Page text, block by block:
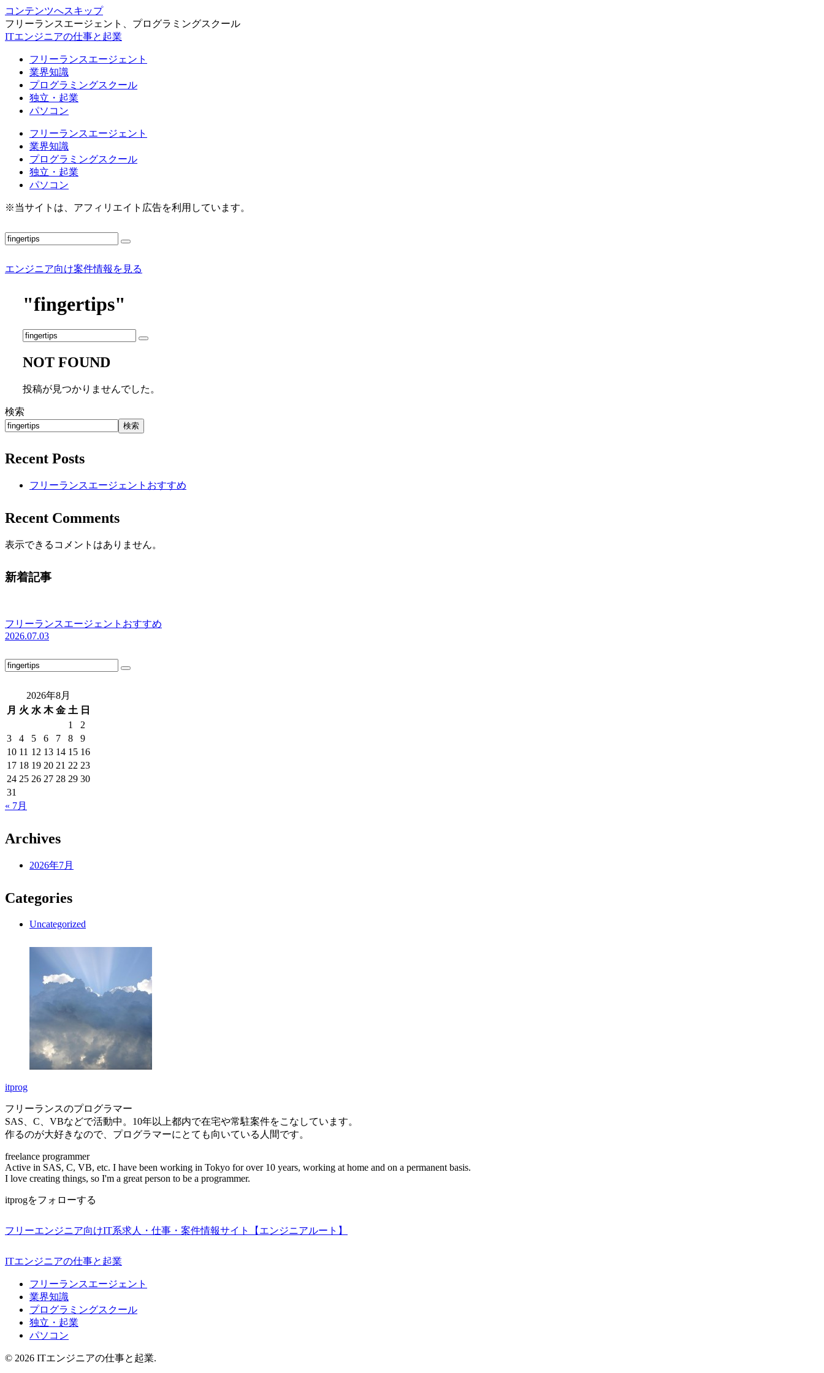
コンテンツへスキップ
フリーランスエージェント、プログラミングスクール
ITエンジニアの仕事と起業
フリーランスエージェント
業界知識
プログラミングスクール
独立・起業
パソコン
フリーランスエージェント
業界知識
プログラミングスクール
独立・起業
パソコン
※当サイトは、アフィリエイト広告を利用しています。
エンジニア向け案件情報を見る
"fingertips"
NOT FOUND
投稿が見つかりませんでした。
検索
検索
Recent Posts
フリーランスエージェントおすすめ
Recent Comments
表示できるコメントはありません。
新着記事
フリーランスエージェントおすすめ
2026.07.03
2026年8月
月 火 水 木 金 土 日
1
2
3
4 5 6 7 8
9
10 11 12 13 14 15 16
17 18 19 20 21 22 23
24 25 26 27 28 29 30
31
« 7月
Archives
2026年7月
Categories
Uncategorized
itprog
フリーランスのプログラマー
SAS、C、VBなどで活動中。10年以上都内で在宅や常駐案件をこなしています。
作るのが大好きなので、プログラマーにとても向いている人間です。
freelance programmer
Active in SAS, C, VB, etc. I have been working in Tokyo for over 10 years, working at home and on a permanent basis.
I love creating things, so I'm a great person to be a programmer.
itprogをフォローする
フリーエンジニア向けIT系求人・仕事・案件情報サイト【エンジニアルート】
ITエンジニアの仕事と起業
フリーランスエージェント
業界知識
プログラミングスクール
独立・起業
パソコン
© 2026 ITエンジニアの仕事と起業.